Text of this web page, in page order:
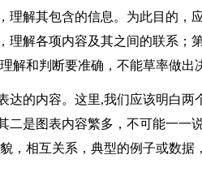
理解其包含的信息。为此目的，
理解各项内容及其之间的联系；
解和判断要准确，不能草率做出
达的内容。这里,我们应该明白两
二是图表内容繁多，不可能一一
，相互关系，典型的例子或数据